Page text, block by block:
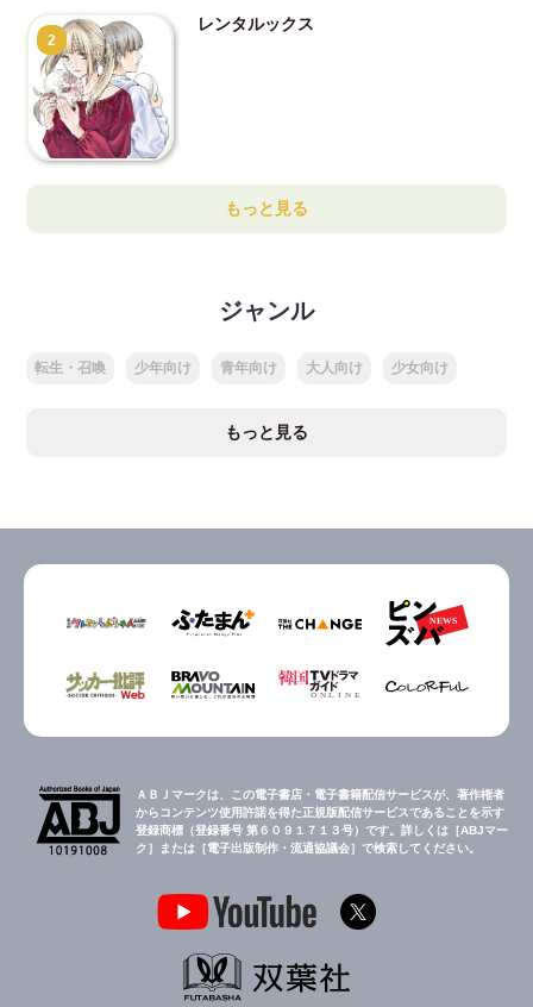
2
レンタルックス
もっと見る
ジャンル
転生・召喚 少年向け 青年向け 大人向け 少女向け
もっと見る
ＡＢＪマークは、この電子書店・電子書籍配信サービスが、著作権者
からコンテンツ使用許諾を得た正規版配信サービスであることを示す
登録商標（登録番号 第６０９１７１３号）です。詳しくは［ABJマー
ク］または［電子出版制作・流通協議会］で検索してください。